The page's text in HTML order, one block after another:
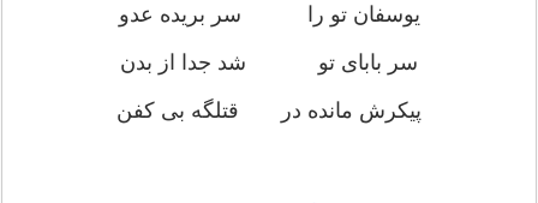
یوسفان تو را سر بریده عدو
سر بابای تو شد جدا از بدن
پیکرش مانده در قتلگه بی کفن